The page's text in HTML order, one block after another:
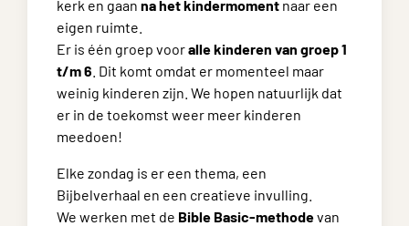
kerk en gaan na het kindermoment naar een
eigen ruimte.
Er is één groep vooralle kinderen van groep 1
t/m 6 . Dit komt omdat er momenteel maar
weinig kinderen zijn. We hopen natuurlijk dat
er in de toekomst weer meer kinderen
meedoen!
Elke zondag is er een thema, een
Bijbelverhaal en een creatieve invulling.
We werken met de Bible Basic-methodevan